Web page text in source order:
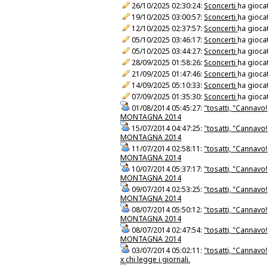
26/10/2025 02:30:24: Sconcerti ha
19/10/2025 03:00:57: Sconcerti ha
12/10/2025 02:37:57: Sconcerti ha
05/10/2025 03:46:17: Sconcerti ha
05/10/2025 03:44:27: Sconcerti ha
28/09/2025 01:58:26: Sconcerti ha
21/09/2025 01:47:46: Sconcerti ha
14/09/2025 05:10:33: Sconcerti ha
07/09/2025 01:35:30: Sconcerti ha
01/08/2014 05:45:27: "tosatti, "Cannavo!
MONTAGNA 2014
15/07/2014 04:47:25: "tosatti, "Cannavo!
MONTAGNA 2014
11/07/2014 02:58:11: "tosatti, "Cannavo!
MONTAGNA 2014
10/07/2014 05:37:17: "tosatti, "Cannavo!
MONTAGNA 2014
09/07/2014 02:53:25: "tosatti, "Cannavo!
MONTAGNA 2014
08/07/2014 05:50:12: "tosatti, "Cannavo!
MONTAGNA 2014
08/07/2014 02:47:54: "tosatti, "Cannavo!
MONTAGNA 2014
03/07/2014 05:02:11: "tosatti, "Cannavo!
x chi legge i giornali.